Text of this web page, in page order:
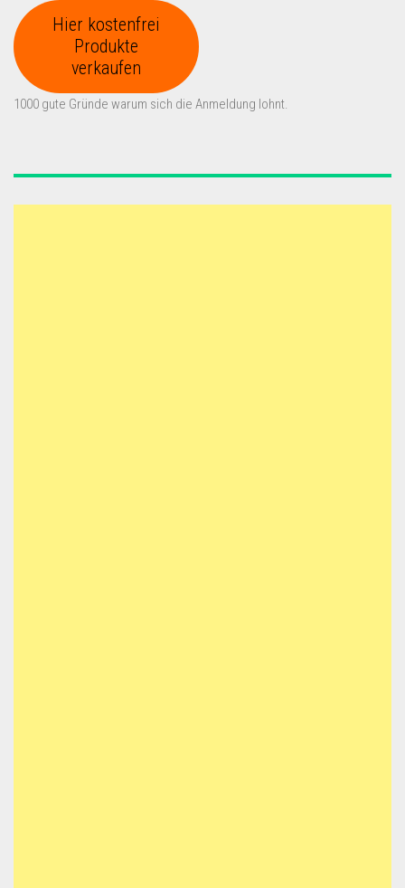
Hier kostenfrei
Produkte
verkaufen
1000 gute Gründe warum sich die Anmeldung lohnt.